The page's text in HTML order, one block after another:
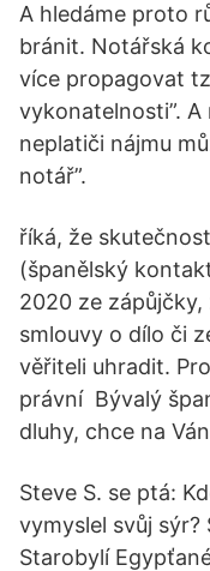
A hledáme proto
bránit. Notářská
více propagovat
vykonatelnosti”.
neplatiči nájmu
notář”.
říká, že
(španělský
2020 ze
smlouvy o dílo či
věřiteli uhradit.
právní Bývalý
dluhy, chce na
Steve S. se ptá:
vymyslel svůj
Starobylí